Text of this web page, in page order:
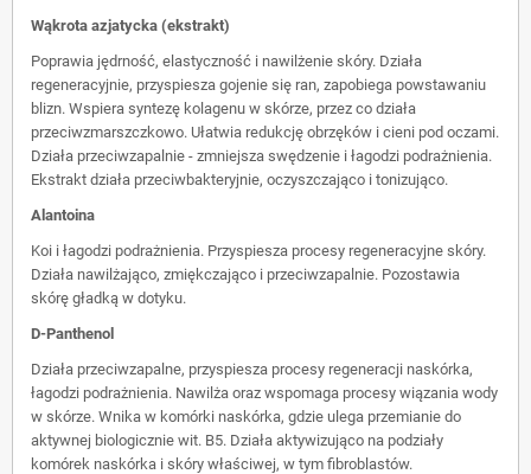
Wąkrota azjatycka (ekstrakt)
Poprawia jędrność, elastyczność i nawilżenie skóry. Działa
regeneracyjnie, przyspiesza gojenie się ran, zapobiega powstawaniu
blizn. Wspiera syntezę kolagenu w skórze, przez co działa
przeciwzmarszczkowo. Ułatwia redukcję obrzęków i cieni pod oczami.
Działa przeciwzapalnie - zmniejsza swędzenie i łagodzi podrażnienia.
Ekstrakt działa przeciwbakteryjnie, oczyszczająco i tonizująco.
Alantoina
Koi i łagodzi podrażnienia. Przyspiesza procesy regeneracyjne skóry.
Działa nawilżająco, zmiękczająco i przeciwzapalnie. Pozostawia
skórę gładką w dotyku.
D-Panthenol
Działa przeciwzapalne, przyspiesza procesy regeneracji naskórka,
łagodzi podrażnienia. Nawilża oraz wspomaga procesy wiązania wody
w skórze. Wnika w komórki naskórka, gdzie ulega przemianie do
aktywnej biologicznie wit. B5. Działa aktywizująco na podziały
komórek naskórka i skóry właściwej, w tym fibroblastów.